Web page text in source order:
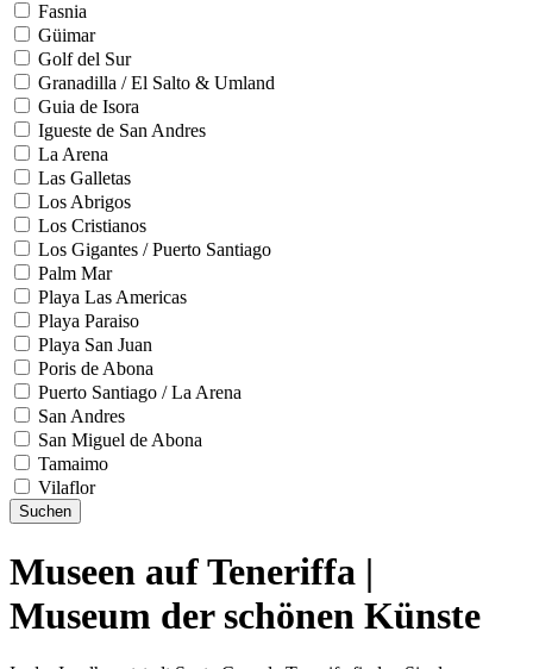
Fasnia
Güimar
Golf del Sur
Granadilla / El Salto & Umland
Guia de Isora
Igueste de San Andres
La Arena
Las Galletas
Los Abrigos
Los Cristianos
Los Gigantes / Puerto Santiago
Palm Mar
Playa Las Americas
Playa Paraiso
Playa San Juan
Poris de Abona
Puerto Santiago / La Arena
San Andres
San Miguel de Abona
Tamaimo
Vilaflor
Suchen
Museen auf Teneriffa |
Museum der schönen Künste